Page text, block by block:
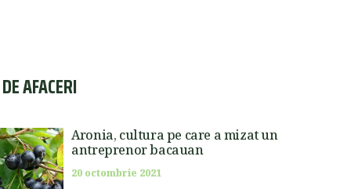
AFACERI
Aronia, cultura pe care a mizat un
antreprenor bacauan
20 octombrie 2021